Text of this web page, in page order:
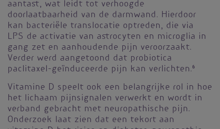
aantast, wat leidt tot verhoogde
doorlaatbaarheid van de darmwand. Hierdoor
kan bacteriële translocatie optreden, die via
LPS de activatie van astrocyten en microglia in
gang zet en aanhoudende pijn veroorzaakt.
Verder werd aangetoond dat probiotica
paclitaxel-geïnduceerde pijn kan verlichten.6
Vitamine D speelt ook een belangrijke rol in hoe
het lichaam pijnsignalen verwerkt en wordt in
verband gebracht met neuropathische pijn.
Onderzoek laat zien dat een tekort aan